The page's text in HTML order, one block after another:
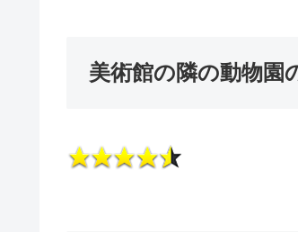
美術館の隣の動物園